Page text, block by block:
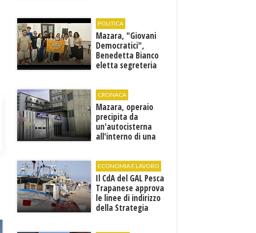
POLITICA
Mazara, "Giovani
Democratici",
Benedetta Bianco
eletta segreteria
CRONACA
Mazara, operaio
precipita da
un'autocisterna
all'interno di una
Sofia"
ECONOMIA E LAVORO
Il CdA del GAL Pesca
Trapanese approva
le linee di indirizzo
della Strategia